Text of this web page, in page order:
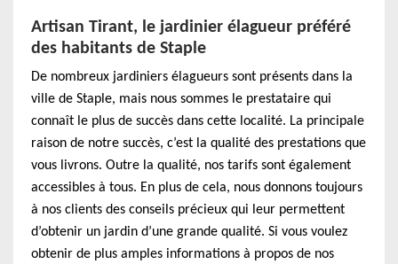
Artisan Tirant, le jardinier élagueur préféré
des habitants de Staple
De nombreux jardiniers élagueurs sont présents dans la
ville de Staple, mais nous sommes le prestataire qui
connaît le plus de succès dans cette localité. La principale
raison de notre succès, c’est la qualité des prestations que
vous livrons. Outre la qualité, nos tarifs sont également
accessibles à tous. En plus de cela, nous donnons toujours
à nos clients des conseils précieux qui leur permettent
d’obtenir un jardin d’une grande qualité. Si vous voulez
obtenir de plus amples informations à propos de nos